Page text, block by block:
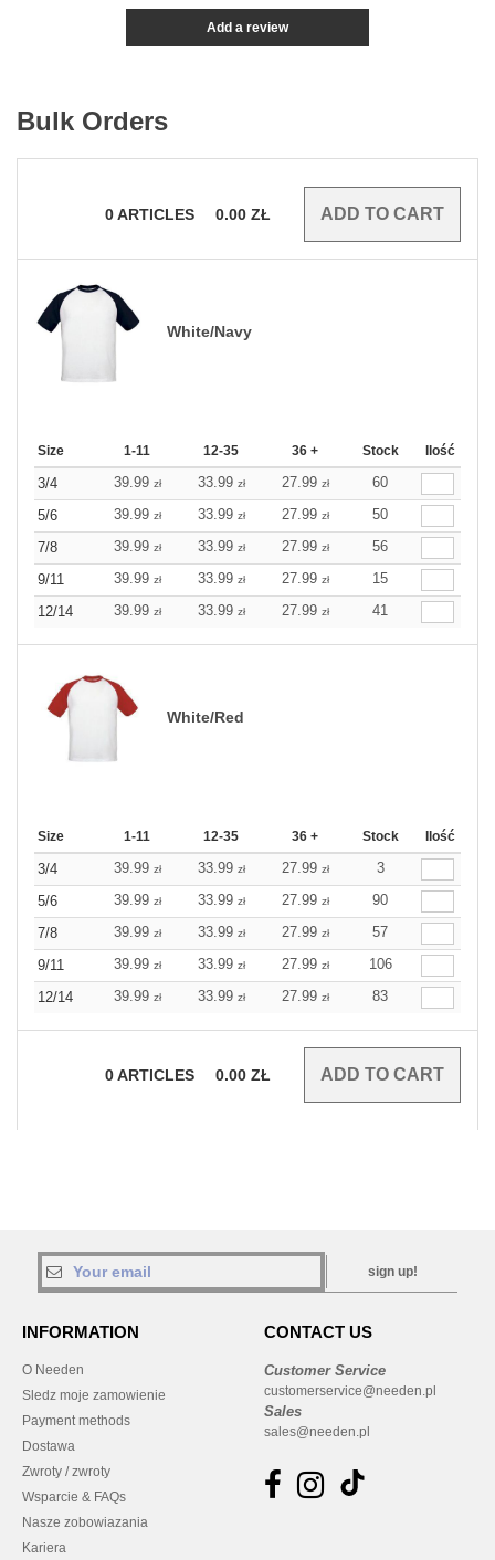
Add a review
Bulk Orders
0ARTICLES 0.00 ZŁ
White/Navy
Size 1-11 12-35 36 + Stock Ilość
3/4 39.99 zł 33.99 zł 27.99 zł
60
5/6
39.99 zł 33.99 zł 27.99 zł
50
7/8
39.99 zł 33.99 zł 27.99 zł
56
9/11
39.99 zł 33.99 zł 27.99 zł
15
12/14
39.99 zł 33.99 zł 27.99 zł 41
White/Red
Size 1-11 12-35 36 + Stock Ilość
3/4 39.99 zł 33.99 zł 27.99 zł
3
5/6
39.99 zł 33.99 zł 27.99 zł
90
7/8
39.99 zł 33.99 zł 27.99 zł
57
9/11
39.99 zł 33.99 zł 27.99 zł
106
12/14
39.99 zł 33.99 zł 27.99 zł 83
0ARTICLES 0.00 ZŁ
sign up!
INFORMATION
O Needen
Sledz moje zamowienie
Payment methods
Dostawa
Zwroty / zwroty
Wsparcie & FAQs
Nasze zobowiazania
Kariera
CONTACT US
Customer Service
customerservice@needen.pl
Sales
sales@needen.pl